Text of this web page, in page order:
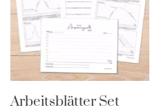
Arbeitsblätter Set